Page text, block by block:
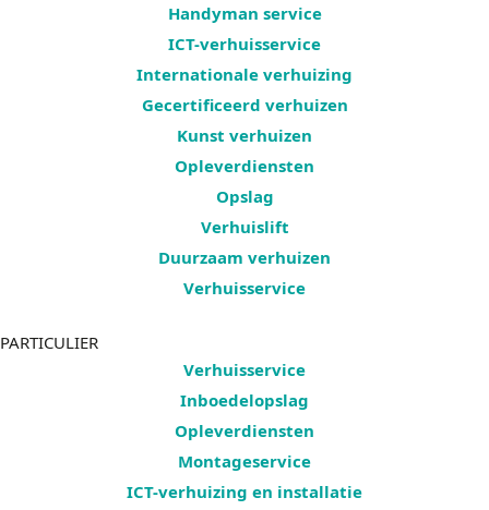
Handyman service
ICT-verhuisservice
Internationale verhuizing
Gecertificeerd verhuizen
Kunst verhuizen
Opleverdiensten
Opslag
Verhuislift
Duurzaam verhuizen
Verhuisservice
PARTICULIER
Verhuisservice
Inboedelopslag
Opleverdiensten
Montageservice
ICT-verhuizing en installatie